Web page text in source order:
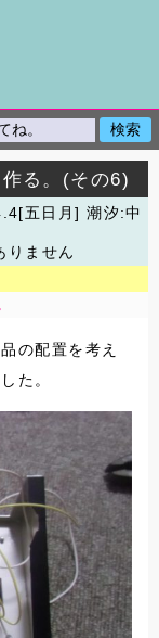
る。(その6)
五日月] 潮汐:中
りません
の配置を考え
た。